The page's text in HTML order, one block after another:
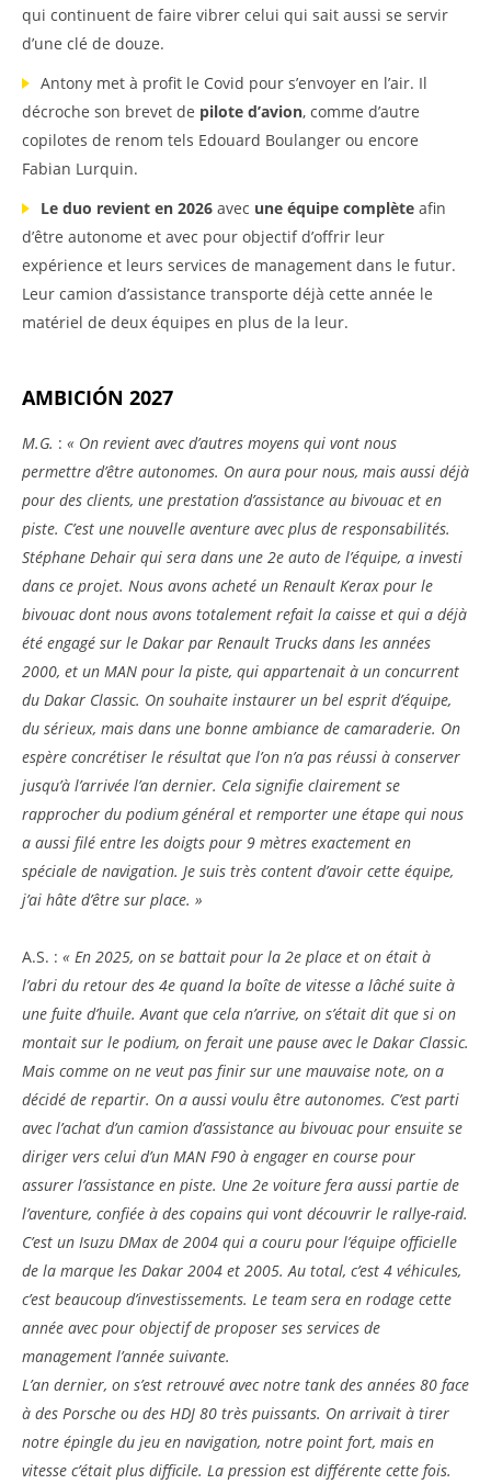
qui continuent de faire vibrer celui qui sait aussi se servir
d’une clé de douze.
Antony met à profit le Covid pour s’envoyer en l’air. Il
décroche son brevet de pilote d’avion, comme d’autre
copilotes de renom tels Edouard Boulanger ou encore
Fabian Lurquin.
Le duo revient en 2026 avec une équipe complète afin
d’être autonome et avec pour objectif d’offrir leur
expérience et leurs services de management dans le futur.
Leur camion d’assistance transporte déjà cette année le
matériel de deux équipes en plus de la leur.
AMBICIÓN 2027
M.G. : « On revient avec d’autres moyens qui vont nous
permettre d’être autonomes. On aura pour nous, mais aussi déjà
pour des clients, une prestation d’assistance au bivouac et en
piste. C’est une nouvelle aventure avec plus de responsabilités.
Stéphane Dehair qui sera dans une 2e auto de l’équipe, a investi
dans ce projet. Nous avons acheté un Renault Kerax pour le
bivouac dont nous avons totalement refait la caisse et qui a déjà
été engagé sur le Dakar par Renault Trucks dans les années
2000, et un MAN pour la piste, qui appartenait à un concurrent
du Dakar Classic. On souhaite instaurer un bel esprit d’équipe,
du sérieux, mais dans une bonne ambiance de camaraderie. On
espère concrétiser le résultat que l’on n’a pas réussi à conserver
jusqu’à l’arrivée l’an dernier. Cela signifie clairement se
rapprocher du podium général et remporter une étape qui nous
a aussi filé entre les doigts pour 9 mètres exactement en
spéciale de navigation. Je suis très content d’avoir cette équipe,
j’ai hâte d’être sur place. »
A.S. : « En 2025, on se battait pour la 2e place et on était à
l’abri du retour des 4e quand la boîte de vitesse a lâché suite à
une fuite d’huile. Avant que cela n’arrive, on s’était dit que si on
montait sur le podium, on ferait une pause avec le Dakar Classic.
Mais comme on ne veut pas finir sur une mauvaise note, on a
décidé de repartir. On a aussi voulu être autonomes. C’est parti
avec l’achat d’un camion d’assistance au bivouac pour ensuite se
diriger vers celui d’un MAN F90 à engager en course pour
assurer l’assistance en piste. Une 2e voiture fera aussi partie de
l’aventure, confiée à des copains qui vont découvrir le rallye-raid.
C’est un Isuzu DMax de 2004 qui a couru pour l’équipe officielle
de la marque les Dakar 2004 et 2005. Au total, c’est 4 véhicules,
c’est beaucoup d’investissements. Le team sera en rodage cette
année avec pour objectif de proposer ses services de
management l’année suivante.
L’an dernier, on s’est retrouvé avec notre tank des années 80 face
à des Porsche ou des HDJ 80 très puissants. On arrivait à tirer
notre épingle du jeu en navigation, notre point fort, mais en
vitesse c’était plus difficile. La pression est différente cette fois.